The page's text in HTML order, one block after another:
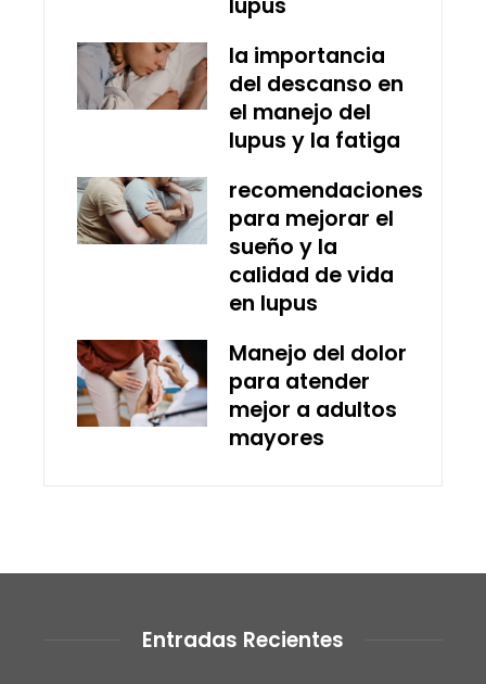
la importancia
del descanso en
el manejo del
lupus y la fatiga
recomendaciones
para mejorar el
sueño y la
calidad de vida
en lupus
Manejo del dolor
para atender
mejor a adultos
mayores
Entradas Recientes